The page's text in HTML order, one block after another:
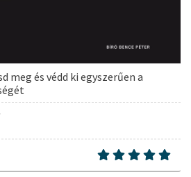
meg és védd ki egyszerűen a